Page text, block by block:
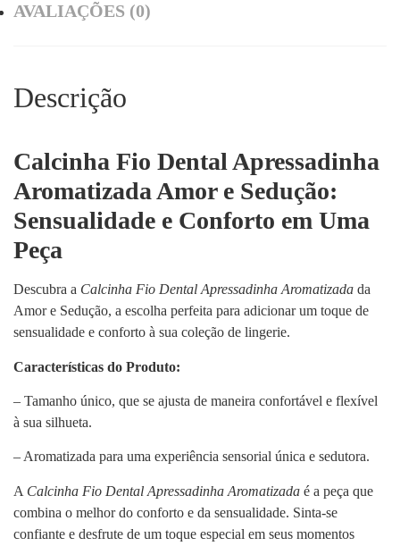
AVALIAÇÕES (0)
Descrição
Calcinha Fio Dental Apressadinha
Aromatizada Amor e Sedução:
Sensualidade e Conforto em Uma
Peça
Descubra a Calcinha Fio Dental Apressadinha Aromatizada da
Amor e Sedução, a escolha perfeita para adicionar um toque de
sensualidade e conforto à sua coleção de lingerie.
Características do Produto:
– Tamanho único, que se ajusta de maneira confortável e flexível
à sua silhueta.
– Aromatizada para uma experiência sensorial única e sedutora.
A Calcinha Fio Dental Apressadinha Aromatizada é a peça que
combina o melhor do conforto e da sensualidade. Sinta-se
confiante e desfrute de um toque especial em seus momentos